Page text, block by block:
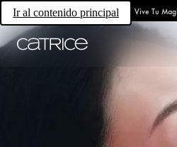
Ir al contenido principal Vive Tu